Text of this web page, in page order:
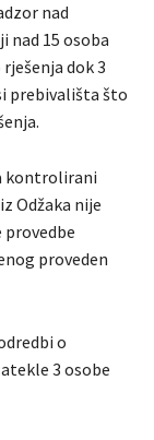
nad
nad 15 osoba
dok 3
prebivališta što
kontrolirani
Odžaka nije
provedbe
proveden
o
3 osobe